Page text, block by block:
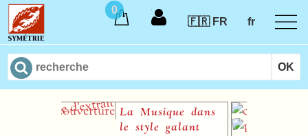
0
🇫🇷 FR
fr
La Musique dans
le style galant